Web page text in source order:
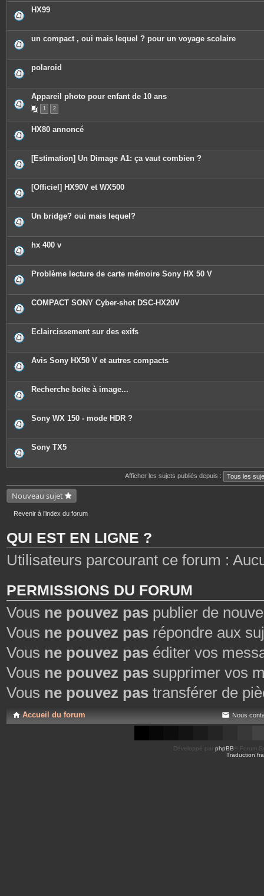
c
o
i
e
HX99
un compact , oui mais lequel ? pour un voyage scolaire
polaroid
Appareil photo pour enfant de 10 ans
1 2
HX80 annoncé
[Estimation] Un Dimage A1: ça vaut combien ?
[Officiel] HX90V et WX500
Un bridge? oui mais lequel?
hx 400 v
Problème lecture de carte mémoire Sony HX 50 V
COMPACT SONY Cyber-shot DSC-HX20V
Eclaircissement sur des exifs
Avis Sony HX50 V et autres compacts
Recherche boite à image...
Sony WX 150 - mode HDR ?
Sony TX5
Afficher les sujets publiés depuis :
Nouveau sujet
Revenir à l’index du forum
QUI EST EN LIGNE ?
Utilisateurs parcourant ce forum :
PERMISSIONS DU FORUM
Vous ne pouvez pas publier de
Vous ne pouvez pas répondre aux
Vous ne pouvez pas éditer vos
Vous ne pouvez pas supprimer vos
Vous ne pouvez pas transférer de
Accueil du forum Nous
Développé par phpBB ® Forum
Traduction